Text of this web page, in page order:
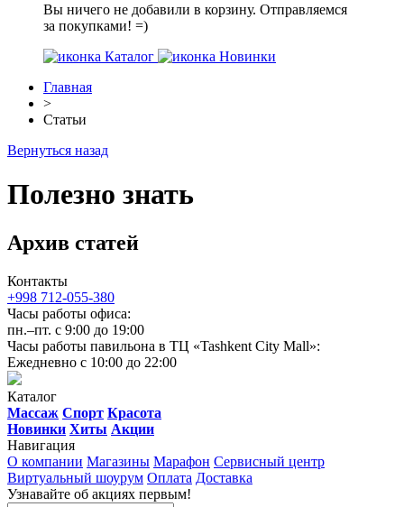
Вы ничего не добавили в корзину. Отправляемся
за покупками! =)
Каталог
Новинки
Главная
>
Cтатьи
Вернуться назад
Полезно знать
Архив статей
Контакты
+998 712-055-380
Часы работы офиса:
пн.–пт. с 9:00 до 19:00
Часы работы павильона в ТЦ «Tashkent City Mall»:
Ежедневно с 10:00 до 22:00
Каталог
Массаж Спорт Красота
Новинки Хиты Акции
Навигация
О компании Магазины Марафон Сервисный центр
Виртуальный шоурум Оплата Доставка
Узнавайте об акциях первым!